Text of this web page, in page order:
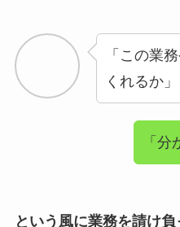
「この業
くれるか」
「分
という風に業務を請け
ますが、業務を頼んだ